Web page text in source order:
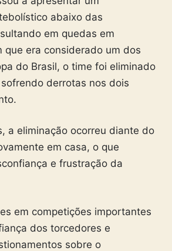
abaixo das
em quedas em
que era considerado um dos
do Brasil, o time foi eliminado
derrotas nos dois
a eliminação ocorreu diante do
em casa, o que
e frustração da
em competições importantes
dos torcedores e
sobre o